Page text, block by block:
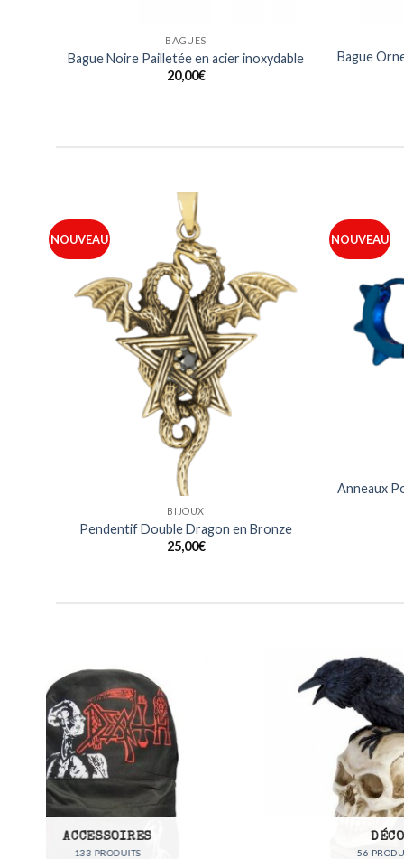
BAGUES
Bague Noire Pailletée en acier inoxydable
20,00€
Bague
NOUVEAU
BIJOUX
Anneaux Noirs Design Lezard en Acier
15,00
NOUVEAU